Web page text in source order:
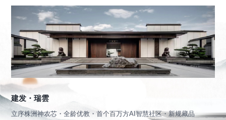
建发・瑞雲
立序株洲神农芯・全龄优教・首个百万方AI智慧社区・新规藏品